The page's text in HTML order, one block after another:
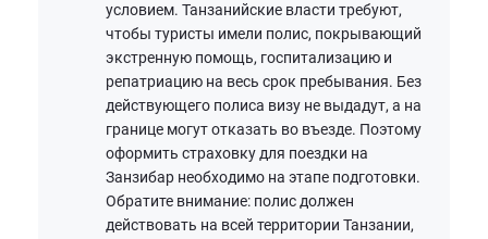
условием. Танзанийские власти требуют,
чтобы туристы имели полис, покрывающий
экстренную помощь, госпитализацию и
репатриацию на весь срок пребывания. Без
действующего полиса визу не выдадут, а на
границе могут отказать во въезде. Поэтому
оформить страховку для поездки на
Занзибар необходимо на этапе подготовки.
Обратите внимание: полис должен
действовать на всей территории Танзании,